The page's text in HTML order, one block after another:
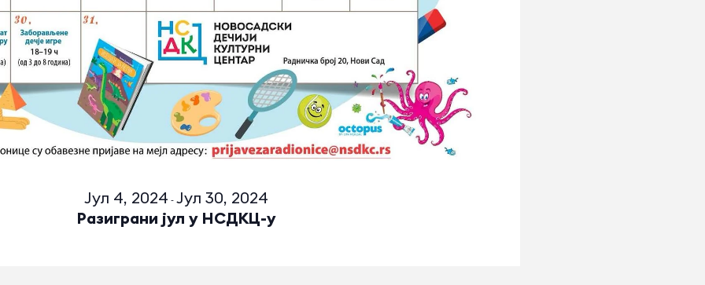
Разиграни јул у НСДКЦ-у
Јул 4, 2024 -Јул 30, 2024